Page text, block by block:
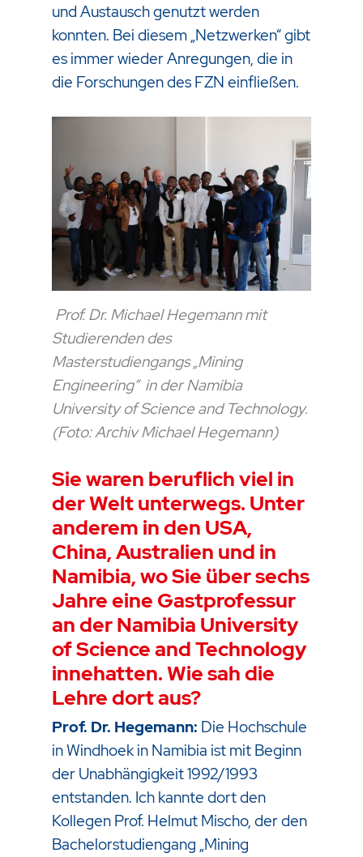
und Austausch genutzt werden
konnten. Bei diesem „Netzwerken“ gibt
es immer wieder Anregungen, die in
die Forschungen des FZN einfließen.
Prof. Dr. Michael Hegemann mit
Studierenden des
Masterstudiengangs „Mining
Engineering“ in der Namibia
University of Science and Technology.
(Foto: Archiv Michael Hegemann)
Sie waren beruflich viel in
der Welt unterwegs. Unter
anderem in den USA,
China, Australien und in
Namibia, wo Sie über sechs
Jahre eine Gastprofessur
an der Namibia University
of Science and Technology
innehatten. Wie sah die
Lehre dort aus?
Prof. Dr. Hegemann: Die Hochschule
in Windhoek in Namibia ist mit Beginn
der Unabhängigkeit 1992/1993
entstanden. Ich kannte dort den
Kollegen Prof. Helmut Mischo, der den
Bachelorstudiengang „Mining